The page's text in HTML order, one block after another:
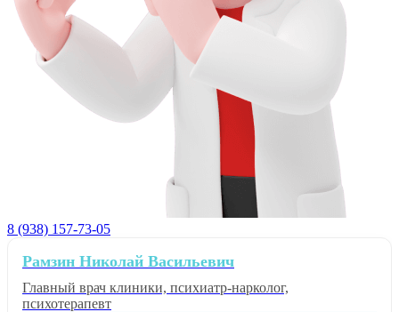
8 (938) 157-73-05
Рамзин Николай Васильевич
Главный врач клиники, психиатр-нарколог,
психотерапевт